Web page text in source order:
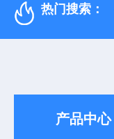
热门搜索：
产品中心